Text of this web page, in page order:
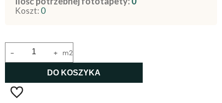
Koszt: 0
+
- m2
DO KOSZYKA